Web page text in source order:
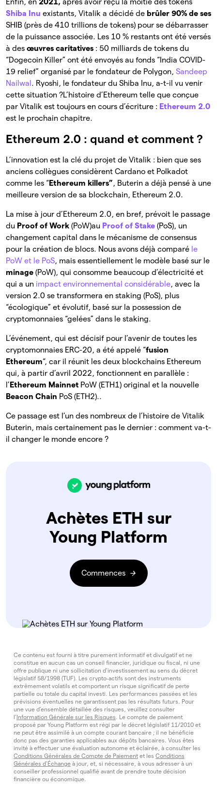
Enfin, en 2021, après avoir reçu la moitié des tokens
Shiba Inu existants, Vitalik a décidé de brûler 90% de ses
SHIB (près de 410 trillions de tokens) pour se débarrasser
de la puissance associée. Les 10 % restants ont été versés
à des œuvres caritatives : 50 milliards de tokens du
“Dogecoin Killer” ont été envoyés au fonds “India COVID-
19 relief” organisé par le fondateur de Polygon, Sandeep
Nailwal . Ryoshi, le fondateur du Shiba Inu, a-t-il vu venir
cette situation ?L’histoire d’Ethereum telle que conçue
par Vitalik est toujours en cours d’écriture : Ethereum 2.0
est le prochain chapitre.
Ethereum 2.0 : quand et comment ?
L’innovation est la clé du projet de Vitalik : bien que ses
anciens collègues considèrent Cardano et Polkadot
comme les “Ethereum killers”, Buterin a déjà pensé à une
meilleure version de sa blockchain, Ethereum 2.0.
La mise à jour d’Ethereum 2.0, en bref, prévoit le passage
du Proof of Work (PoW)au Proof of Stake (PoS), un
changement capital dans le mécanisme de consensus
pour la création de blocs. Nous avons déjà comparé le
PoW et le PoS, mais essentiellement le modèle basé sur le
minage (PoW), qui consomme beaucoup d’électricité et
qui a un impact environnemental considérable, avec la
version 2.0 se transformera en staking (PoS), plus
“écologique” et évolutif, basé sur la possession de
cryptomonnaies “gelées” dans le staking.
L’événement, qui est décisif pour l’avenir de toutes les
cryptomonnaies ERC-20, a été appelé “fusion
Ethereum“, car il réunit les deux blockchains Ethereum
qui, à partir d’avril 2022, fonctionnent en parallèle :
l’ Ethereum Mainnet PoW (ETH1) original et la nouvelle
Beacon Chain PoS (ETH2)..
Ce passage est l’un des nombreux de l’histoire de Vitalik
Buterin, mais certainement pas le dernier : comment va-t-
il changer le monde encore ?
Achètes ETH sur
Young Platform
Commences
Ce contenu est fourni à titre purement informatif et divulgatif et ne
constitue en aucun cas un conseil financier, juridique ou fiscal, ni une
offre publique ni une sollicitation d’investissement au sens du décret
législatif 58/1998 (TUF). Les crypto‑actifs sont des instruments
extrêmement volatils et comportent un risque significatif de perte
partielle ou totale du capital investi. Les performances passées et les
prévisions éventuelles ne garantissent pas les résultats futurs. Pour
une vue d’ensemble détaillée des risques, veuillez consulter
l’ Information Générale sur les Risques. Le compte de paiement
proposé par Young Platform est régi par le décret législatif 11/2010 et
ne peut être assimilé à un compte courant bancaire ; il ne bénéficie
donc pas des garanties applicables aux dépôts bancaires. Vous êtes
invité à effectuer une évaluation autonome et éclairée, à consulter les
Conditions Générales de Compte de Paiement et les Conditions
Générales d’Échange à jour, et, si nécessaire, à vous adresser à un
conseiller professionnel qualifié avant de prendre toute décision
financière ou économique.